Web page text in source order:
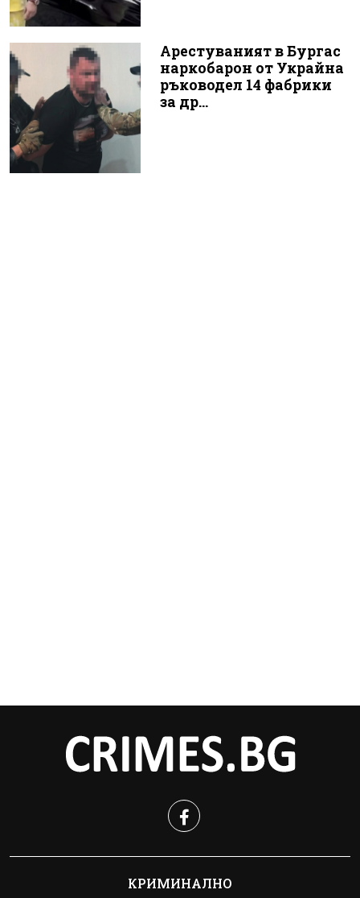
Арестуваният в Бургас
наркобарон от Украйна
ръководел 14 фабрики
за др...
КРИМИНАЛНО